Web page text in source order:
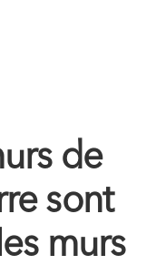
de
sont
murs